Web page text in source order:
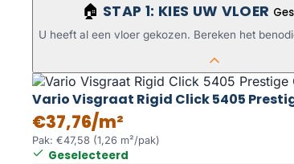
🏠 STAP 1: KIES UW VLOER
U heeft al een vloer gekozen. Bereken het
Vario Visgraat Rigid Click 5405
€37,76/m²
Pak: €47,58 (1,26 m²/pak)
Geselecteerd